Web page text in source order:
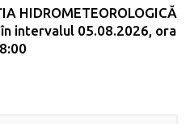
HIDROMETEOROLOGICĂ
în intervalul 05.08.2026, ora